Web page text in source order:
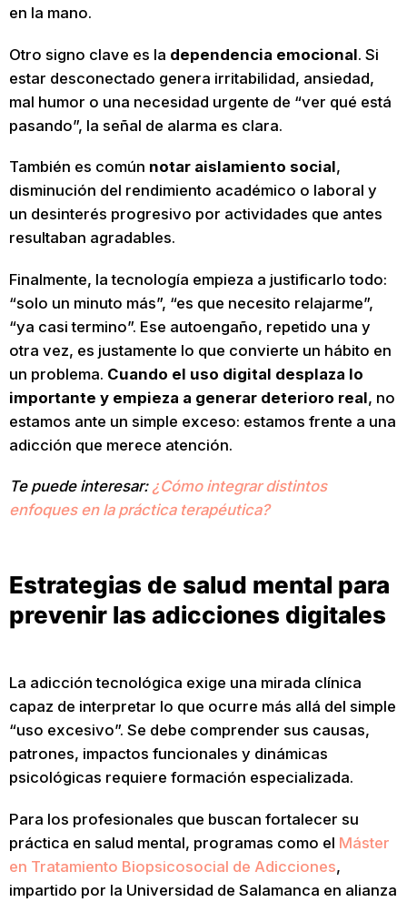
en la mano.
Otro signo clave es la dependencia emocional. Si
estar desconectado genera irritabilidad, ansiedad,
mal humor o una necesidad urgente de “ver qué está
pasando”, la señal de alarma es clara.
También es común notar aislamiento social,
disminución del rendimiento académico o laboral y
un desinterés progresivo por actividades que antes
resultaban agradables.
Finalmente, la tecnología empieza a justificarlo todo:
“solo un minuto más”, “es que necesito relajarme”,
“ya casi termino”. Ese autoengaño, repetido una y
otra vez, es justamente lo que convierte un hábito en
un problema. Cuando el uso digital desplaza lo
importante y empieza a generar deterioro real, no
estamos ante un simple exceso: estamos frente a una
adicción que merece atención.
Te puede interesar: ¿Cómo integrar distintos
enfoques en la práctica terapéutica?
Estrategias de salud mental para
prevenir las adicciones digitales
La adicción tecnológica exige una mirada clínica
capaz de interpretar lo que ocurre más allá del simple
“uso excesivo”. Se debe comprender sus causas,
patrones, impactos funcionales y dinámicas
psicológicas requiere formación especializada.
Para los profesionales que buscan fortalecer su
práctica en salud mental, programas como el Máster
en Tratamiento Biopsicosocial de Adicciones,
impartido por la Universidad de Salamanca en alianza